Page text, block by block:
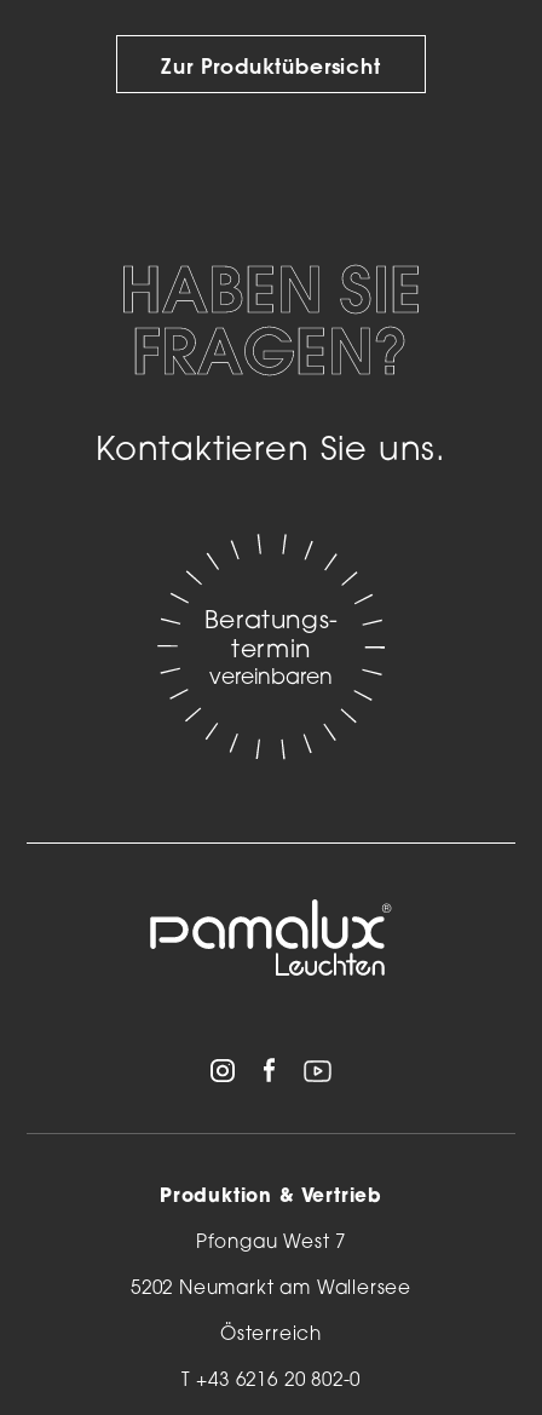
Zur Produktübersicht
HABEN SIE
FRAGEN?
Kontaktieren Sie uns.
Beratungs­
termin
vereinbaren
Produktion & Vertrieb
Pfongau West 7
5202 Neumarkt am Wallersee
Österreich
T+43 6216 20 802-0